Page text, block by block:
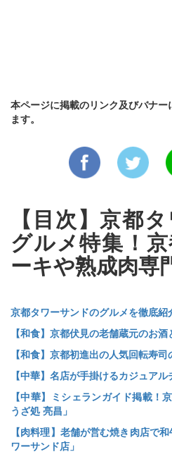
本ページに掲載のリンク及びバナ
ます。
【目次】京都
グルメ特集！
ーキや熟成肉専
京都タワーサンドのグルメを徹底紹
【和食】京都伏見の老舗蔵元のお酒
【和食】京都初進出の人気回転寿
【中華】名店が手掛けるカジュア
【中華】ミシェランガイド掲載！
うざ処 亮昌」
【肉料理】老舗が営む焼き肉店で
ワーサンド店」